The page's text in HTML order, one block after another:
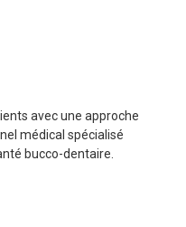
avec une approche
médical spécialisé
bucco-dentaire.